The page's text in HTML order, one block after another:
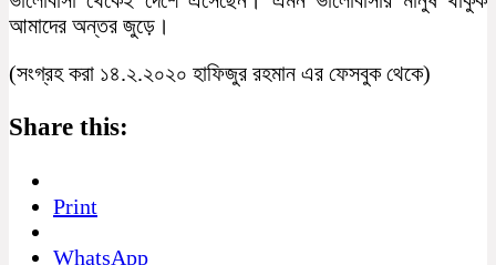
আমাদের অন্তর জুড়ে।
(সংগ্রহ করা ১৪.২.২০২০ হাফিজুর রহমান এর ফেসবুক থেকে)
Share this:
Print
WhatsApp